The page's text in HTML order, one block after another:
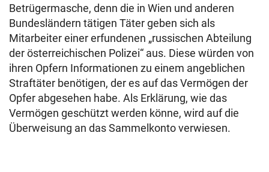
Betrügermasche, denn die in Wien und anderen
Bundesländern tätigen Täter geben sich als
Mitarbeiter einer erfundenen „russischen Abteilung
der österreichischen Polizei“ aus. Diese würden von
ihren Opfern Informationen zu einem angeblichen
Straftäter benötigen, der es auf das Vermögen der
Opfer abgesehen habe. Als Erklärung, wie das
Vermögen geschützt werden könne, wird auf die
Überweisung an das Sammelkonto verwiesen.